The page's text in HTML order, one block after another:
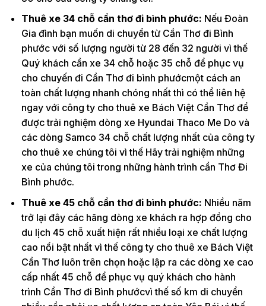
Thuê xe 34 chỗ cần thơ đi bình phước: Nếu Đoàn
Gia đình bạn muốn di chuyển từ Cần Thơ đi Bình
phước với số lượng người từ 28 đến 32 người vì thế
Quý khách cần xe 34 chỗ hoặc 35 chỗ để phục vụ
cho chuyến đi Cần Thơ đi bình phướcmột cách an
toàn chất lượng nhanh chóng nhất thì có thể liên hệ
ngay với công ty cho thuê xe Bách Việt Cần Thơ để
được trải nghiệm dòng xe Hyundai Thaco Me Do và
các dòng Samco 34 chỗ chất lượng nhất của công ty
cho thuê xe chúng tôi vì thế Hãy trải nghiệm những
xe của chúng tôi trong những hành trình cần Thơ Đi
Bình phước.
Thuê xe 45 chỗ cần thơ đi bình phước: Nhiều năm
trở lại đây các hãng dòng xe khách ra hợp đồng cho
du lịch 45 chỗ xuất hiện rất nhiều loại xe chất lượng
cao nổi bật nhất vì thế công ty cho thuê xe Bách Việt
Cần Thơ luôn trên chọn hoặc lập ra các dòng xe cao
cấp nhất 45 chỗ để phục vụ quý khách cho hành
trình Cần Thơ đi Bình phướcvì thế số km di chuyển